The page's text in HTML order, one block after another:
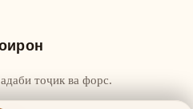
тоҷик ва форс.